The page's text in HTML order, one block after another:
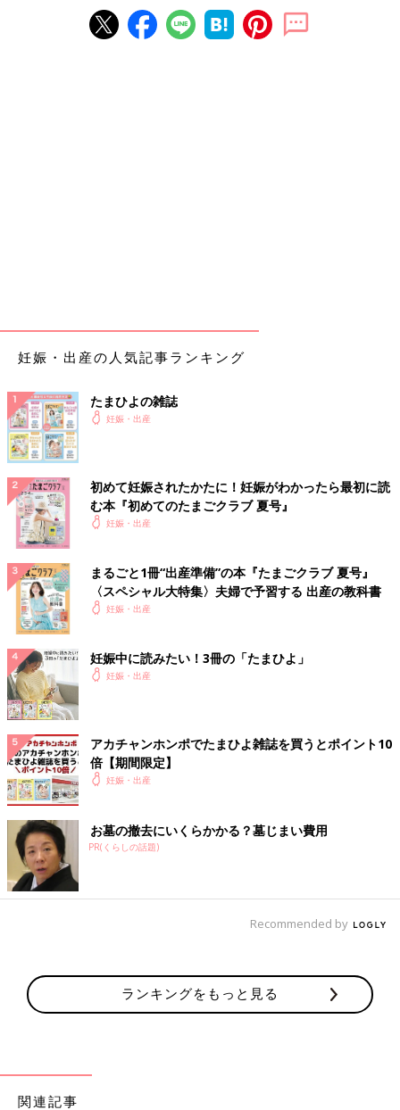
38週6日、誘発分娩にて2926グラムの女児を出産
出産後は、長かった食事制限からも解放され、久しぶりに甘いも
が、とくに問題はなく測定も終了。ほかの方と同じ生活に戻りま
した。ただ妊娠糖尿病は、そのあと糖尿病に移行する確率が高い
とのこと。出産3ヶ月後にふたたび糖負荷検査を受けると糖尿病
予備軍入りとの診断でした。インターネットなどで、出産後は症
状が改善することが多いという記事を読んでいたので、予想外の
結果にショックを受けました。先生の説明では、体型がやせ型の
場合は出産後に数値が改善しない場合も多いとのことでした。同
じころ、父の糖尿病も発覚しました。
いくら食べても太らなかったので、ダイエット経験はないし、カ
ロリーを気にしたこともありませんでした。そのため、甘いもの
は好きなだけ食べていて栄養バランスは壊滅的でした。妊娠糖尿
病は生活習慣と遺伝が主な原因と言われました。出産後、妊娠糖
尿病ではなくなったものの体質に不安はぬぐえません。治療は苦
しいことも多かったのですが、食の知識をつけられたことや自分
自身と向き合う機会が持てたことは大きな財産となっています。
■関連：妊娠糖尿病はどんなトラブル？ 原因は？ 気になる治
療法は？
[トッポジージョ ＊ プロフィール]
2歳差2人姉妹のママです。姉妹ともに妊娠糖尿病と切迫早産によ
る長期入院をへて出産しました。長女は誘発による計画分娩、次
女は逆子のため帝王切開手術でした。同じ状況をもつママの情報
になればと思っています。
※この記事は個人の体験記です。記事に掲載の画像はイメージで
す。
って出産を楽しめ
は低出生体重児でNICU
妊娠・出産の人気記事ランキング
たまひよの雑誌
妊娠・出産
初めて妊娠されたかたに！妊娠がわかったら最初に読
む本『初めてのたまごクラブ 夏号』
妊娠・出産
まるごと1冊“出産準備”の本『たまごクラブ 夏号』
〈スペシャル大特集〉夫婦で予習する 出産の教科書
妊娠・出産
妊娠中に読みたい！3冊の「たまひよ」
妊娠・出産
アカチャンホンポでたまひよ雑誌を買うとポイント10
倍【期間限定】
妊娠・出産
お墓の撤去にいくらかかる？墓じまい費用
PR(くらしの話題)
Recommended by
ランキングをもっと見る
関連記事